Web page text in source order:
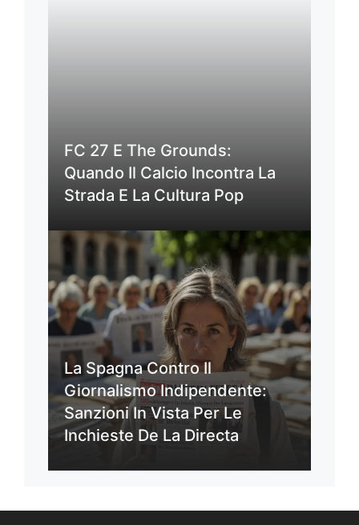
FC 27 E The Grounds:
Quando Il Calcio Incontra La
Strada E La Cultura Pop
La Spagna Contro Il
Giornalismo Indipendente:
Sanzioni In Vista Per Le
Inchieste De La Directa